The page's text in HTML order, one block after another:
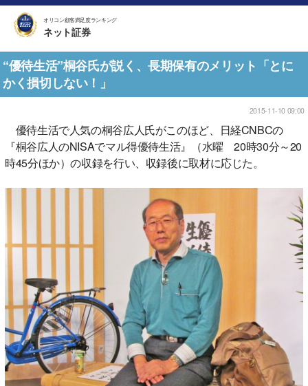
オリコン顧客満足度ランキング
ネット証券
“優待生活”桐谷氏が説く、長期保有のメリット「とに
かく損切しない！」
2015-11-10 09:00
優待生活で人気の桐谷広人氏がこのほど、日経CNBCの
『桐谷広人のNISAでマル得優待生活』（水曜 20時30分～20
時45分ほか）の収録を行い、収録後に取材に応じた。